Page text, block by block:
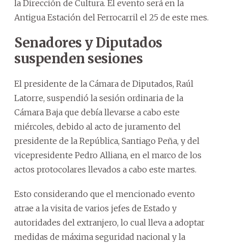
la Dirección de Cultura. El evento será en la
Antigua Estación del Ferrocarril el 25 de este mes.
Senadores y Diputados
suspenden sesiones
El presidente de la Cámara de Diputados, Raúl
Latorre, suspendió la sesión ordinaria de la
Cámara Baja que debía llevarse a cabo este
miércoles, debido al acto de juramento del
presidente de la República, Santiago Peña, y del
vicepresidente Pedro Alliana, en el marco de los
actos protocolares llevados a cabo este martes.
Esto considerando que el mencionado evento
atrae a la visita de varios jefes de Estado y
autoridades del extranjero, lo cual lleva a adoptar
medidas de máxima seguridad nacional y la